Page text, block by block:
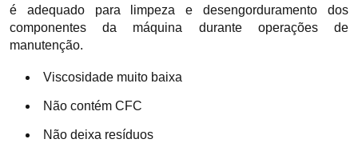
é adequado para limpeza e desengorduramento dos
componentes da máquina durante operações de
manutenção.
Viscosidade muito baixa
Não contém CFC
Não deixa resíduos